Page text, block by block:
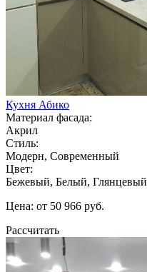
Кухня Абико
Материал фасада:
Акрил
Стиль:
Модерн, Современный
Цвет:
Бежевый, Белый, Глянцевый
Цена: от 50 966 руб.
Рассчитать